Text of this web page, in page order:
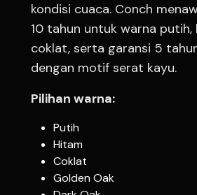
kondisi cuaca. Conch
10 tahun untuk warna putih,
coklat, serta garansi 5
dengan motif serat kayu.
Pilihan warna:
Putih
Hitam
Coklat
Golden Oak